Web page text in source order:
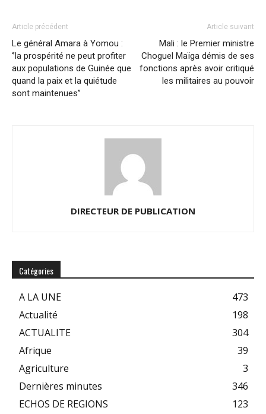
Article précédent
Le général Amara à Yomou :
‘’la prospérité ne peut profiter
aux populations de Guinée que
quand la paix et la quiétude
sont maintenues’’
Article suivant
Mali : le Premier ministre
Choguel Maïga démis de ses
fonctions après avoir critiqué
les militaires au pouvoir
DIRECTEUR DE PUBLICATION
Catégories
A LA UNE
473
Actualité
198
ACTUALITE
304
Afrique
39
Agriculture
3
Dernières minutes
346
ECHOS DE REGIONS
123